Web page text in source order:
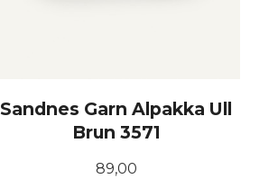
Sandnes Garn Alpakka Ull
Brun 3571
Pris
89,00